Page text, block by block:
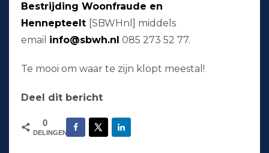
Bestrijding Woonfraude en
Hennepteelt [SBWHnl] middels
email info@sbwh.nl 085 273 52 77.
Te mooi om waar te zijn klopt meestal!
Deel dit bericht
0
DELINGEN